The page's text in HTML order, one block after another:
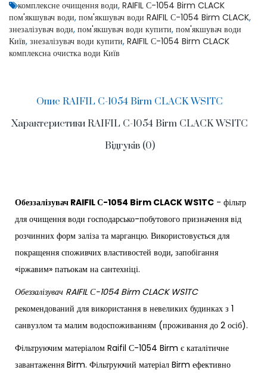
комплексне очищення води, RAIFIL С-1054 Birm CLACK
пом'якшувач води, пом'якшувач води RAIFIL С-1054 Birm CLACK,
знезалізувач води, пом'якшувач води купити, пом'якшувач води
Київ, знезалізувач води купити, RAIFIL С-1054 Birm CLACK
комплексна очистка води Київ
Опис RAIFIL С-1054 Birm CLACK WS1TC
Характеристики RAIFIL С-1054 Birm CLACK WS1TC
Відгуків (0)
Обеззалізувач RAIFIL С-1054 Birm CLACK WS1TC - фільтр
для очищення води господарсько-побутового призначення від
розчинних форм заліза та марганцю. Використовується для
покращення споживчих властивостей води, запобігання
«іржавим» патьокам на сантехніці.
Обеззалізувач RAIFIL С-1054 Birm CLACK WS1TC
рекомендований для використання в невеликих будинках з 1
санвузлом та малим водоспоживанням (проживання до 2 осіб).
Фільтруючим матеріалом Raifil С-1054 Birm є каталітичне
завантаження Birm. Фільтруючий матеріал Birm ефективно